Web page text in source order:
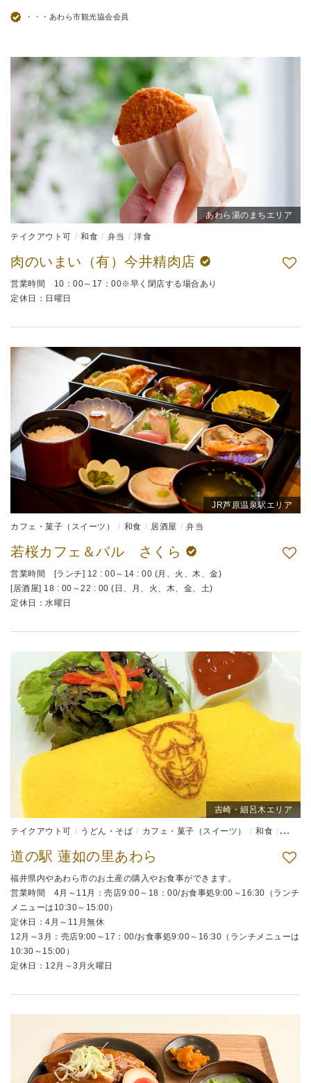
・・・あわら市観光協会会員
あわら湯のまちエリア
テイクアウト可 和食 弁当 洋食
肉のいまい（有）今井精肉店
営業時間 10：00～17：00※早く閉店する場合あり
定休日：日曜日
JR芦原温泉駅エリア
カフェ・菓子（スイーツ） 和食 居酒屋 弁当
若桜カフェ＆バル さくら
営業時間 [ランチ] 12 : 00～14 : 00 (月、火、木、金)
[居酒屋] 18 : 00～22 : 00 (日、月、火、木、金、土)
定休日：水曜日
吉崎・細呂木エリア
テイクアウト可 うどん・そば カフェ・菓子（スイーツ） 和食 弁当
道の駅 蓮如の里あわら
福井県内やあわら市のお土産の購入やお食事ができます。
営業時間 4月～11月：売店9:00～18：00/お食事処9:00～16:30（ランチ
メニューは10:30～15:00）
定休日：4月～11月無休
12月～3月：売店9:00～17：00/お食事処9:00～16:30（ランチメニューは
10:30～15:00）
定休日：12月～3月火曜日